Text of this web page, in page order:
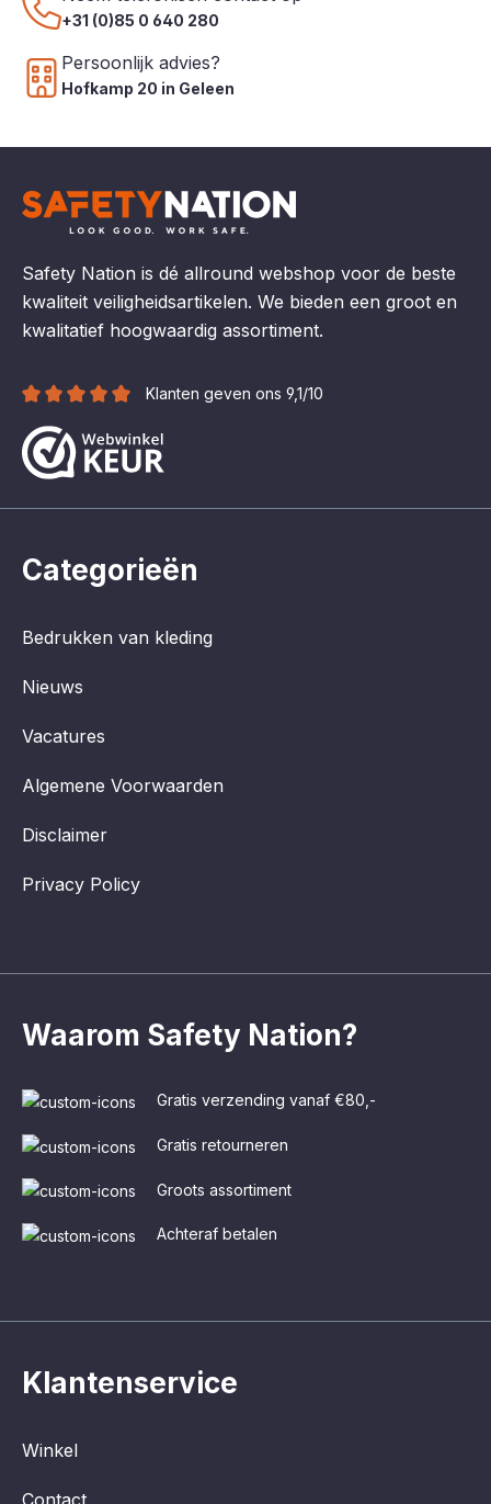
+31 (0)85 0 640 280
Persoonlijk advies?
Hofkamp 20 in Geleen
Safety Nation is dé allround webshop voor de beste
kwaliteit veiligheidsartikelen. We bieden een groot en
kwalitatief hoogwaardig assortiment.
Klanten geven ons 9,1/10
Klantenservice
Winkel
Contact
Waarom Safety Nation?
Gratis verzending vanaf €80,-
Gratis retourneren
Groots assortiment
Achteraf betalen
Categorieën
Bedrukken van kleding
Nieuws
Vacatures
Algemene Voorwaarden
Disclaimer
Privacy Policy